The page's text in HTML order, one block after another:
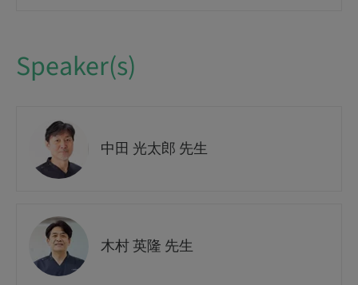
Speaker(s)
中田 光太郎 先生
木村 英隆 先生